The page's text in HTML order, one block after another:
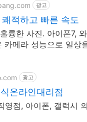
광고
적하고 빠른 속도
륭한 사진. 아이폰7,
카메라 성능으로 일상
광고
온라인대리점
영점, 아이폰, 갤럭시